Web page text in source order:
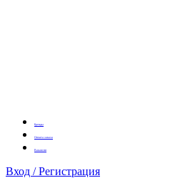
Бренды
Оплата заказа
Вакансии
Вход / Регистрация